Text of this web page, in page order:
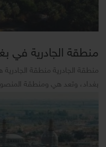
منطقة الجادرية في
منطقة الجادرية منطقة
بغداد، وتعد هي ومنطقة